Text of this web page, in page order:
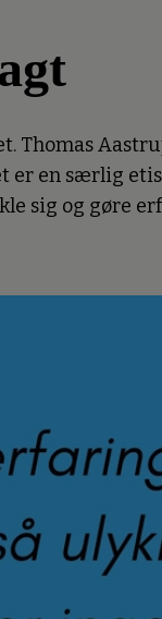
Thomas
er en særlig
sig og gøre